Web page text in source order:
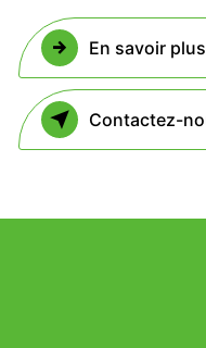
En savoir plus
Contactez-